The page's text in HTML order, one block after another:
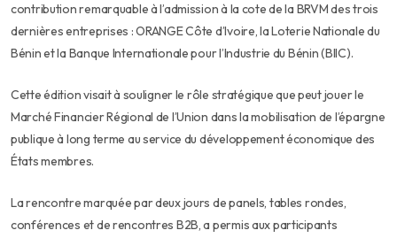
contribution remarquable à l’admission à la cote de la BRVM des trois
dernières entreprises : ORANGE Côte d’Ivoire, la Loterie Nationale du
Bénin et la Banque Internationale pour l’Industrie du Bénin (BIIC).
Cette édition visait à souligner le rôle stratégique que peut jouer le
Marché Financier Régional de l’Union dans la mobilisation de l’épargne
publique à long terme au service du développement économique des
États membres.
La rencontre marquée par deux jours de panels, tables rondes,
conférences et de rencontres B2B, a permis aux participants